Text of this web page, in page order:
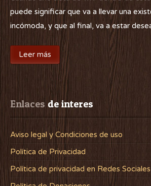
puede significar que va a llevar una
incómoda, y que al final, va a estar
Leer más
Enlaces de interes
Aviso legal y Condiciones de uso
Política de Privacidad
Política de privacidad en Redes Sociales